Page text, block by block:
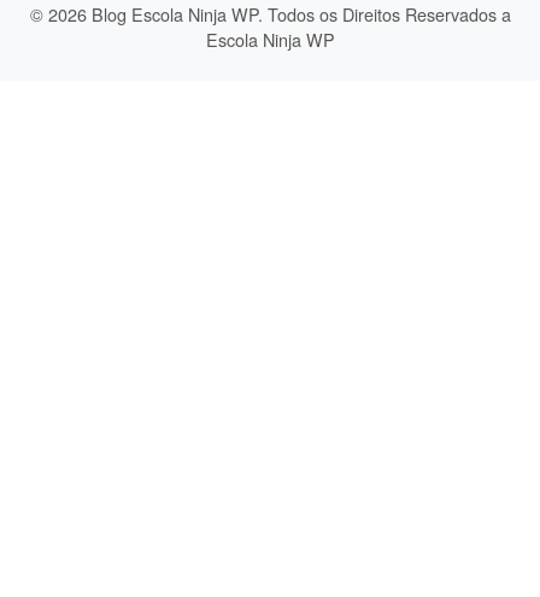
© 2026 Blog Escola Ninja WP. Todos os Direitos Reservados a
Escola Ninja WP